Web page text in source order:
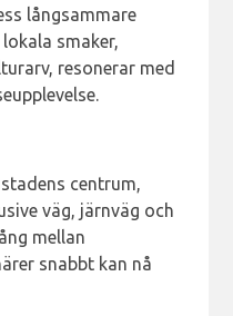
långsammare
smaker,
resonerar med
centrum,
väg, järnväg och
mellan
snabbt kan nå